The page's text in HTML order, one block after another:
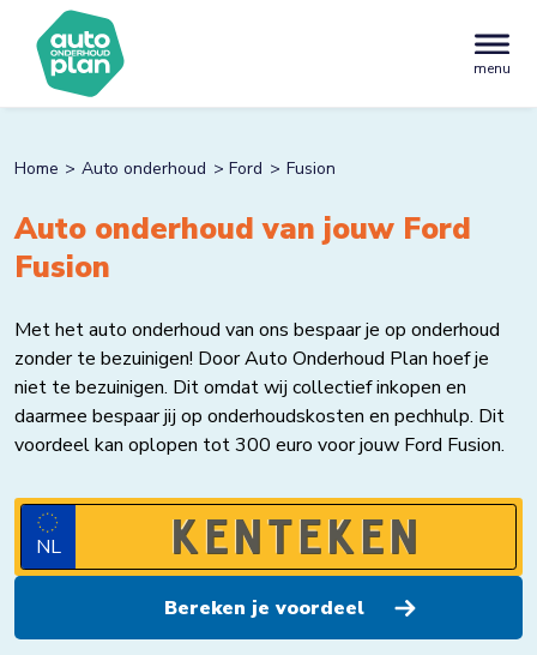
menu
Home Auto onderhoud Ford Fusion
Auto onderhoud van jouw Ford
Fusion
Met het auto onderhoud van ons bespaar je op onderhoud
zonder te bezuinigen! Door Auto Onderhoud Plan hoef je
niet te bezuinigen. Dit omdat wij collectief inkopen en
daarmee bespaar jij op onderhoudskosten en pechhulp. Dit
voordeel kan oplopen tot 300 euro voor jouw Ford Fusion.
NL